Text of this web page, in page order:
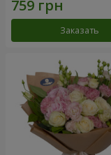
Заказать